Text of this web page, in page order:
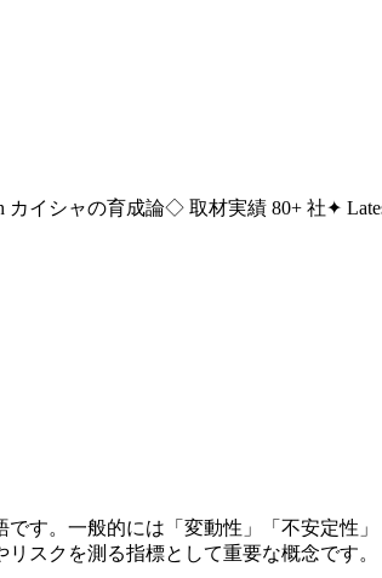
カイシャの育成論◇ 取材実績 80+ 社✦
す。一般的には「変動性」「不安定性
スクを測る指標として重要な概念です。